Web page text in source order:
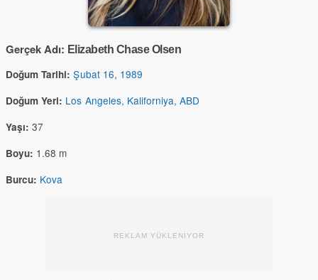
Gerçek Adı: Elizabeth Chase Olsen
Doğum Tarihi: Şubat 16, 1989
Doğum Yeri: Los Angeles, Kaliforniya, ABD
Yaşı: 37
Boyu: 1.68 m
Burcu: Kova
REKLAM YÜKLENİYOR